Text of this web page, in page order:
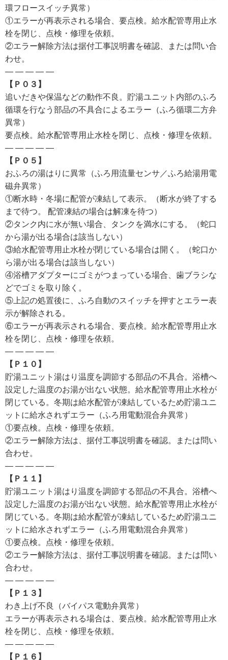
環フロースイッチ異常）
①エラーが再表示される場合、要点検。給水配管専用止水
栓を閉じ、点検・修理を依頼。
②エラー解除方法は据付工事説明書を確認、または問い合
わせ。
— — — — —
【Ｐ０３】
追いだきや保温などの動作不良。貯湯ユニット内部のふろ
循環を行なう部品の不具合によるエラー（ふろ循環二方弁
異常）
要点検。給水配管専用止水栓を閉じ、点検・修理を依頼。
— — — — —
【Ｐ０５】
おふろの湯はりに異常（ふろ用流量センサ／ふろ給湯用電
磁弁異常）
①断水時・冬場に配管が凍結して表示。（断水が終了する
まで待つ。 配管凍結の場合は解凍を待つ）
②タンク内に水が無い場合、タンクを満水にする。（蛇口
から湯が出る場合は該当しない）
③給水配管専用止水栓が閉じている場合は開く。（蛇口か
ら湯が出る場合は該当しない）
④浴槽アダプターにゴミがつまっている場合、歯ブラシな
どでゴミを取り除く。
⑤上記の処置後に、ふろ自動のスイッチを押すとエラー表
示が解除される。
⑥エラーが再表示される場合、要点検。給水配管専用止水
栓を閉じ、点検・修理を依頼。
— — — — —
【Ｐ１０】
貯湯ユニット湯はり温度を調節する部品の不具合。浴槽へ
設定した温度のお湯が出ない状態。給水配管専用止水栓が
閉じている。冬期は給水配管が凍結しているため貯湯ユニ
ットに給水されずエラー（ふろ用電動混合弁異常）
①要点検。点検・修理を依頼。
②エラー解除方法は、据付工事説明書を確認。または問い
合わせ。
— — — — —
【Ｐ１１】
貯湯ユニット湯はり温度を調節する部品の不具合。浴槽へ
設定した温度のお湯が出ない状態。給水配管専用止水栓が
閉じている。冬期は給水配管が凍結しているため貯湯ユニ
ットに給水されずエラー（ふろ用電動混合弁異常）
①要点検。点検・修理を依頼。
②エラー解除方法は、据付工事説明書を確認。または問い
合わせ。
— — — — —
【Ｐ１３】
わき上げ不良（バイパス電動弁異常）
エラーが再表示される場合は、要点検。給水配管専用止水
栓を閉じ、点検・修理を依頼。
— — — — —
【Ｐ１６】